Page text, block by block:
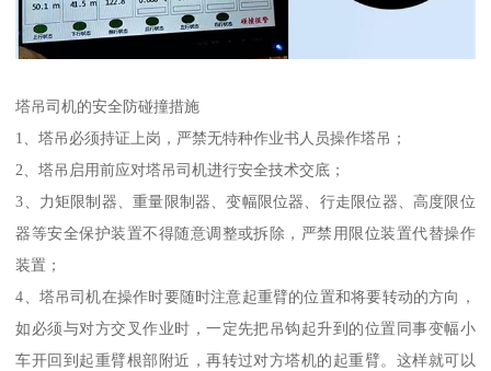
塔吊司机的安全防碰撞措施
1、塔吊必须持证上岗，严禁无特种作业书人员操作塔吊；
2、塔吊启用前应对塔吊司机进行安全技术交底；
3、力矩限制器、重量限制器、变幅限位器、行走限位器、高度限位
器等安全保护装置不得随意调整或拆除，严禁用限位装置代替操作
装置；
4、塔吊司机在操作时要随时注意起重臂的位置和将要转动的方向，
如必须与对方交叉作业时，一定先把吊钩起升到的位置同事变幅小
车开回到起重臂根部附近，再转过对方塔机的起重臂。这样就可以